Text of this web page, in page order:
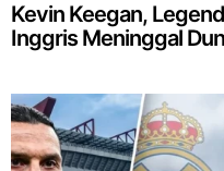
Kevin Keegan,
Inggris Meninggal